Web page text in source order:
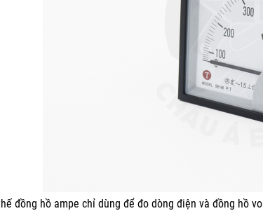
đồng hồ ampe chỉ dùng để đo dòng điện và đồng hồ